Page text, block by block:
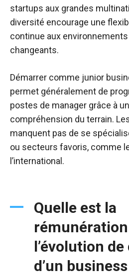
startups aux grandes
diversité encourage une
continue aux
changeants.
Démarrer comme junior
permet généralement de
postes de manager grâce à
compréhension du terrain.
manquent pas de se
ou secteurs favoris, comme
l’international.
Quelle est la
l’évolution
d’un